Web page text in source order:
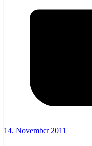
14. November 2011